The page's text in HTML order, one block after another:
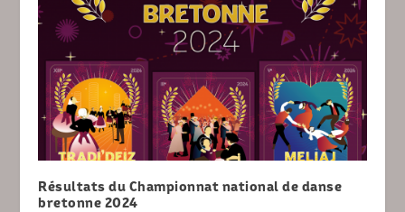
Résultats du Championnat national de danse
bretonne 2024